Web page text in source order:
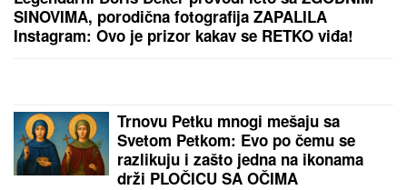
"Jedini je rekao "NEĆU NIKAD!" Jovana Jeremić
ZAPLAKALA pred kamerama ZBOG BIZNISMENA:
Javno je PONIZIO, a onda potezom iznenadio